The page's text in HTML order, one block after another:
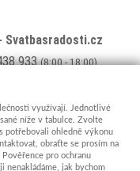
Svatbasradosti.cz
933(8:00 - 18:00)
Kyjov 69701
(více info)
využívají. Jednotlivé
níže v tabulce. Zvolte
potřebovali ohledně výkonu
obraťte se prosím na
pro ochranu
nenakládáme, jak bychom